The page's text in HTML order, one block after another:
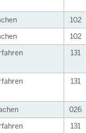
102
102
131
131
026
131